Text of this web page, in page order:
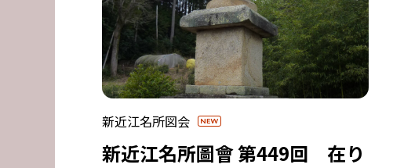
新近江名所図会
新近江名所圖會 第449回 在り